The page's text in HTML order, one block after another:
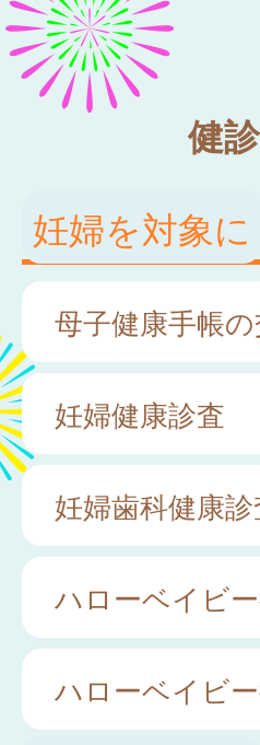
健
妊婦を対象に
母子健康手帳
妊婦健康診査
妊婦歯科健康
ハローベイビー
ハローベイビ